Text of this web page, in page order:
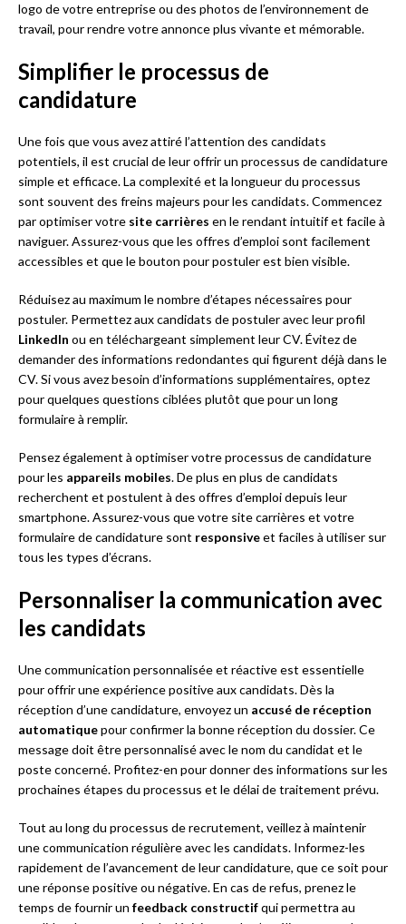
logo de votre entreprise ou des photos de l’environnement de
travail, pour rendre votre annonce plus vivante et mémorable.
Simplifier le processus de
candidature
Une fois que vous avez attiré l’attention des candidats
potentiels, il est crucial de leur offrir un processus de candidature
simple et efficace. La complexité et la longueur du processus
sont souvent des freins majeurs pour les candidats. Commencez
par optimiser votre site carrières en le rendant intuitif et facile à
naviguer. Assurez-vous que les offres d’emploi sont facilement
accessibles et que le bouton pour postuler est bien visible.
Réduisez au maximum le nombre d’étapes nécessaires pour
postuler. Permettez aux candidats de postuler avec leur profil
LinkedIn ou en téléchargeant simplement leur CV. Évitez de
demander des informations redondantes qui figurent déjà dans le
CV. Si vous avez besoin d’informations supplémentaires, optez
pour quelques questions ciblées plutôt que pour un long
formulaire à remplir.
Pensez également à optimiser votre processus de candidature
pour les appareils mobiles. De plus en plus de candidats
recherchent et postulent à des offres d’emploi depuis leur
smartphone. Assurez-vous que votre site carrières et votre
formulaire de candidature sont responsiveet faciles à utiliser sur
tous les types d’écrans.
Personnaliser la communication avec
les candidats
Une communication personnalisée et réactive est essentielle
pour offrir une expérience positive aux candidats. Dès la
réception d’une candidature, envoyez un accusé de réception
automatiquepour confirmer la bonne réception du dossier. Ce
message doit être personnalisé avec le nom du candidat et le
poste concerné. Profitez-en pour donner des informations sur les
prochaines étapes du processus et le délai de traitement prévu.
Tout au long du processus de recrutement, veillez à maintenir
une communication régulière avec les candidats. Informez-les
rapidement de l’avancement de leur candidature, que ce soit pour
une réponse positive ou négative. En cas de refus, prenez le
temps de fournir un feedback constructifqui permettra au